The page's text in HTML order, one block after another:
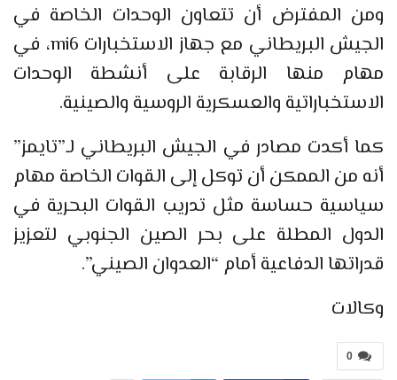
ومن المفترض أن تتعاون الوحدات الخاصة في
الجيش البريطاني مع جهاز الاستخبارات mi6، في
مهام منها الرقابة على أنشطة الوحدات
الاستخباراتية والعسكرية الروسية والصينية.
كما أكدت مصادر في الجيش البريطاني لـ”تايمز”
أنه من الممكن أن توكل إلى القوات الخاصة مهام
سياسية حساسة مثل تدريب القوات البحرية في
الدول المطلة على بحر الصين الجنوبي لتعزيز
قدراتها الدفاعية أمام “العدوان الصيني”.
وكالات
0